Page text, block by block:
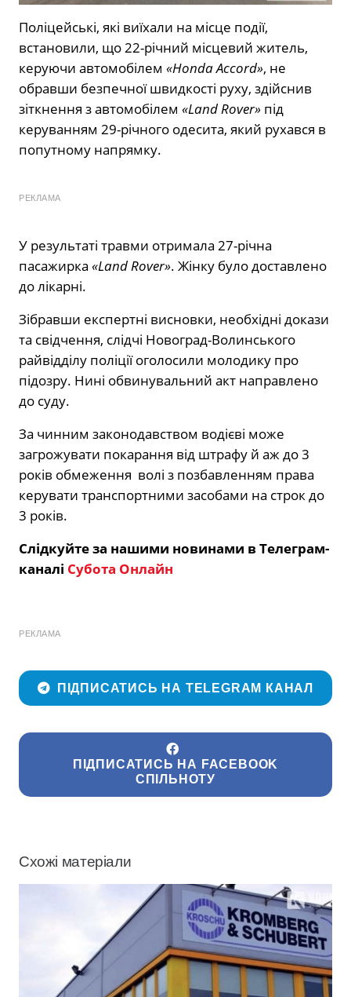
Поліцейські, які виїхали на місце події,
встановили, що 22-річний місцевий житель,
керуючи автомобілем «Honda Accord», не
обравши безпечної швидкості руху, здійснив
зіткнення з автомобілем «Land Rover» під
керуванням 29-річного одесита, який рухався в
попутному напрямку.
РЕКЛАМА
У результаті травми отримала 27-річна
пасажирка «Land Rover». Жінку було доставлено
до лікарні.
Зібравши експертні висновки, необхідні докази
та свідчення, слідчі Новоград-Волинського
райвідділу поліції оголосили молодику про
підозру. Нині обвинувальний акт направлено
до суду.
За чинним законодавством водієві може
загрожувати покарання від штрафу й аж до 3
років обмеження волі з позбавленням права
керувати транспортними засобами на строк до
3 років.
Слідкуйте за нашими новинами в Телеграм-
каналі Субота Онлайн
РЕКЛАМА
ПІДПИСАТИСЬ НА TELEGRAM КАНАЛ
ПІДПИСАТИСЬ НА FACEBOOK
СПІЛЬНОТУ
Схожі матеріали